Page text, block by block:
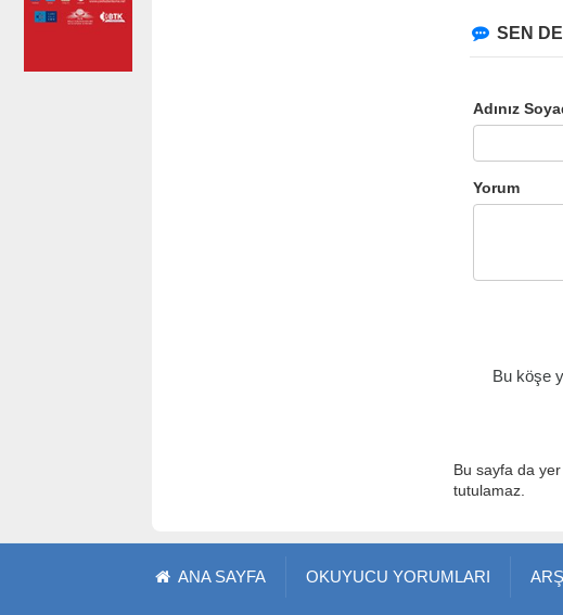
SEN
Adınız
Yorum
Bu köşe
Bu sayfa da
tutulamaz.
ANA SAYFA OKUYUCU YORUMLARI